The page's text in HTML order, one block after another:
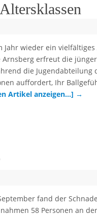
wieder ein
erfreut die
die Jugendabteilung
auffordert, Ihr
Artikel anzeigen…] →
fand der
58 Personen an